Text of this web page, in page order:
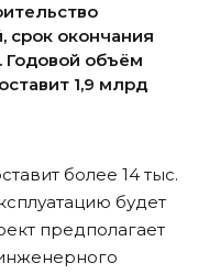
срок окончания
Годовой объём
1,9 млрд
более 14 тыс.
будет
предполагает